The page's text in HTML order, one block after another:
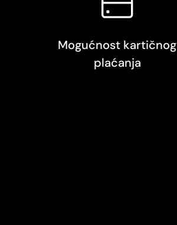
Mogućnost kartičnog
plaćanja